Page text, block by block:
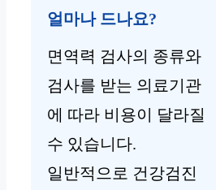
얼마나 드나요?
면역력 검사의 종류와
검사를 받는 의료기관
에 따라 비용이 달라질
수 있습니다.
일반적으로 건강검진